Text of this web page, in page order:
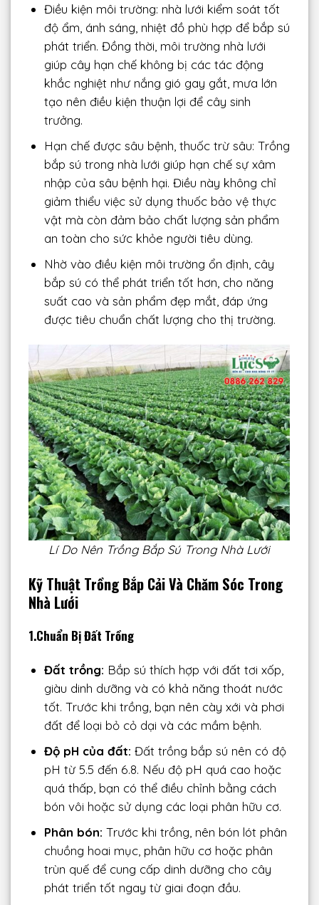
Điều kiện môi trường: nhà lưới kiểm soát tốt
độ ẩm, ánh sáng, nhiệt đồ phù hợp để bắp sú
phát triển. Đồng thời, môi trường nhà lưới
giúp cây hạn chế không bị các tác động
khắc nghiệt như nắng gió gay gắt, mưa lớn
tạo nên điều kiện thuận lợi để cây sinh
trưởng.
Hạn chế được sâu bệnh, thuốc trừ sâu: Trồng
bắp sú trong nhà lưới giúp hạn chế sự xâm
nhập của sâu bệnh hại. Điều này không chỉ
giảm thiểu việc sử dụng thuốc bảo vệ thực
vật mà còn đảm bảo chất lượng sản phẩm
an toàn cho sức khỏe người tiêu dùng.
Nhờ vào điều kiện môi trường ổn định, cây
bắp sú có thể phát triển tốt hơn, cho năng
suất cao và sản phẩm đẹp mắt, đáp ứng
được tiêu chuẩn chất lượng cho thị trường.
Lí Do Nên Trồng Bắp Sú Trong Nhà Lưới
Kỹ Thuật Trồng Bắp Cải Và Chăm Sóc Trong
Nhà Lưới
1.Chuẩn Bị Đất Trồng
Đất trồng: Bắp sú thích hợp với đất tơi xốp,
giàu dinh dưỡng và có khả năng thoát nước
tốt. Trước khi trồng, bạn nên cày xới và phơi
đất để loại bỏ cỏ dại và các mầm bệnh.
Độ pH của đất: Đất trồng bắp sú nên có độ
pH từ 5.5 đến 6.8. Nếu độ pH quá cao hoặc
quá thấp, bạn có thể điều chỉnh bằng cách
bón vôi hoặc sử dụng các loại phân hữu cơ.
Phân bón: Trước khi trồng, nên bón lót phân
chuồng hoai mục, phân hữu cơ hoặc phân
trùn quế để cung cấp dinh dưỡng cho cây
phát triển tốt ngay từ giai đoạn đầu.